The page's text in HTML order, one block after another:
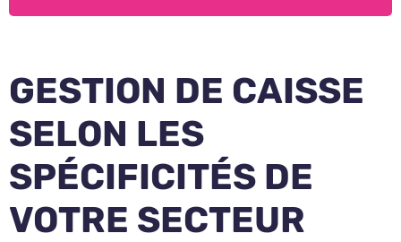
GESTION DE CAISSE
SELON LES
SPÉCIFICITÉS DE
VOTRE SECTEUR